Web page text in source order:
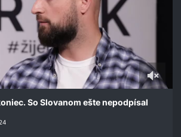
So Slovanom ešte nepodpísal